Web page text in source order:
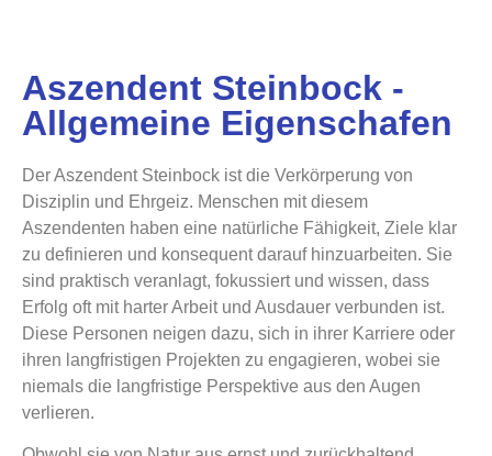
Aszendent Steinbock -
Allgemeine Eigenschafen
Der Aszendent Steinbock ist die Verkörperung von
Disziplin und Ehrgeiz. Menschen mit diesem
Aszendenten haben eine natürliche Fähigkeit, Ziele klar
zu definieren und konsequent darauf hinzuarbeiten. Sie
sind praktisch veranlagt, fokussiert und wissen, dass
Erfolg oft mit harter Arbeit und Ausdauer verbunden ist.
Diese Personen neigen dazu, sich in ihrer Karriere oder
ihren langfristigen Projekten zu engagieren, wobei sie
niemals die langfristige Perspektive aus den Augen
verlieren.